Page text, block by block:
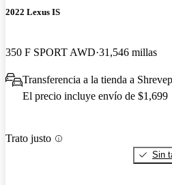
2022 Lexus IS
350 F SPORT AWD 31,546 millas
Transferencia a la tienda a
El precio incluye envío de $1,699
Trato justo
Sin